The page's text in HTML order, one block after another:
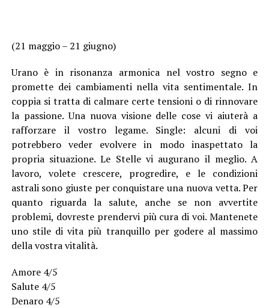
(21 maggio – 21 giugno)
Urano è in risonanza armonica nel vostro segno e
promette dei cambiamenti nella vita sentimentale. In
coppia si tratta di calmare certe tensioni o di rinnovare
la passione. Una nuova visione delle cose vi aiuterà a
rafforzare il vostro legame. Single: alcuni di voi
potrebbero veder evolvere in modo inaspettato la
propria situazione. Le Stelle vi augurano il meglio. A
lavoro, volete crescere, progredire, e le condizioni
astrali sono giuste per conquistare una nuova vetta. Per
quanto riguarda la salute, anche se non avvertite
problemi, dovreste prendervi più cura di voi. Mantenete
uno stile di vita più tranquillo per godere al massimo
della vostra vitalità.
Amore 4/5
Salute 4/5
Denaro 4/5